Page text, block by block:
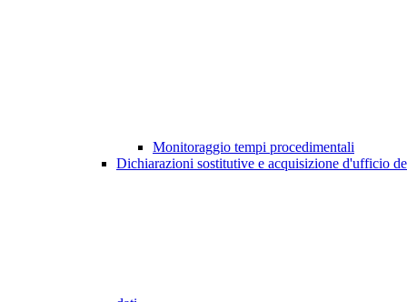
Monitoraggio tempi procedimentali
Dichiarazioni sostitutive e acquisizione d'ufficio